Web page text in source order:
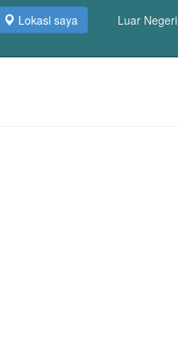
Lokasi saya Luar Negeri